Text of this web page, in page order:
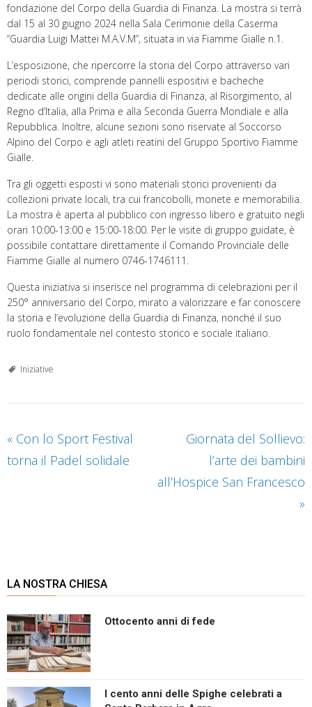
fondazione del Corpo della Guardia di Finanza. La mostra si terrà
dal 15 al 30 giugno 2024 nella Sala Cerimonie della Caserma
“Guardia Luigi Mattei M.A.V.M”, situata in via Fiamme Gialle n.1.
L’esposizione, che ripercorre la storia del Corpo attraverso vari
periodi storici, comprende pannelli espositivi e bacheche
dedicate alle origini della Guardia di Finanza, al Risorgimento, al
Regno d’Italia, alla Prima e alla Seconda Guerra Mondiale e alla
Repubblica. Inoltre, alcune sezioni sono riservate al Soccorso
Alpino del Corpo e agli atleti reatini del Gruppo Sportivo Fiamme
Gialle.
Tra gli oggetti esposti vi sono materiali storici provenienti da
collezioni private locali, tra cui francobolli, monete e memorabilia.
La mostra è aperta al pubblico con ingresso libero e gratuito negli
orari 10:00-13:00 e 15:00-18:00. Per le visite di gruppo guidate, è
possibile contattare direttamente il Comando Provinciale delle
Fiamme Gialle al numero 0746-1746111.
Questa iniziativa si inserisce nel programma di celebrazioni per il
250° anniversario del Corpo, mirato a valorizzare e far conoscere
la storia e l’evoluzione della Guardia di Finanza, nonché il suo
ruolo fondamentale nel contesto storico e sociale italiano.
Iniziative
« Con lo Sport Festival
torna il Padel solidale
Giornata del Sollievo:
l’arte dei bambini
all’Hospice San Francesco
»
LA NOSTRA CHIESA
Ottocento anni di fede
I cento anni delle Spighe celebrati a